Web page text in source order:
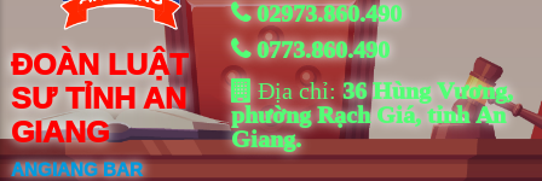
ĐOÀN LUẬT
SƯ TỈNH AN
GIANG
ANGIANG BAR
02973.860.490
0773.860.490
Địa chỉ: 36 Hùng Vương,
phường Rạch Giá, tỉnh An
Giang.